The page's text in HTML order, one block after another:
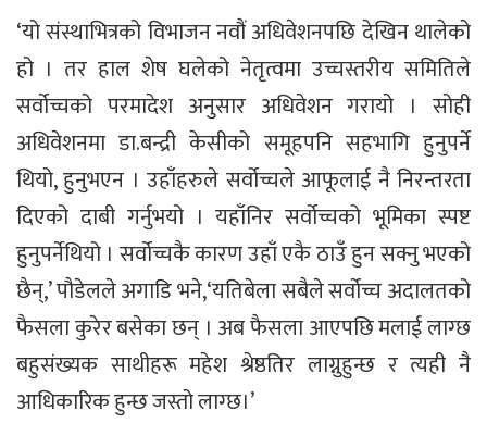
‘यो संस्थाभित्रको विभाजन नवौं अधिवेशनपछि देखिन थालेको
हो । तर हाल शेष घलेको नेतृत्वमा उच्चस्तरीय समितिले
सर्वोच्चको परमादेश अनुसार अधिवेशन गरायो । सोही
अधिवेशनमा डा.बन्द्री केसीको समूहपनि सहभागि हुनुपर्ने
थियो, हुनुभएन । उहाँहरुले सर्वोच्चले आफूलाई नै निरन्तरता
दिएको दाबी गर्नुभयो । यहाँनिर सर्वोच्चको भूमिका स्पष्ट
हुनुपर्नेथियो । सर्वोच्चकै कारण उहाँ एकै ठाउँ हुन सक्नु भएको
छैन्,’ पौडेलले अगाडि भने,‘यतिबेला सबैले सर्वोच्च अदालतको
फैसला कुरेर बसेका छन् । अब फैसला आएपछि मलाई लाग्छ
बहुसंख्यक साथीहरू महेश श्रेष्ठतिर लाग्नुहुन्छ र त्यही नै
आधिकारिक हुन्छ जस्तो लाग्छ।’